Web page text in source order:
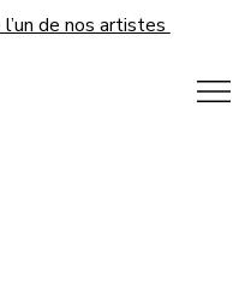
de nos artistes